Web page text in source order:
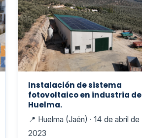
Instalación de sistema
fotovoltaico en industria de
Huelma.
📍 Huelma (Jaén) · 14 de abril de
2023